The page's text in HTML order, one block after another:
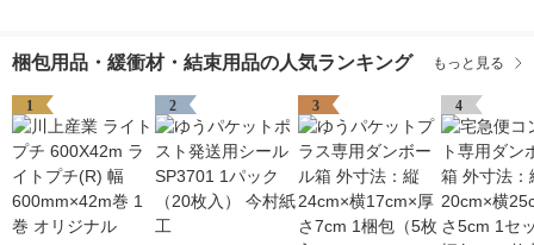
梱包用品・緩衝材・結束用品の人気ランキング もっと見る
1 2 3 4